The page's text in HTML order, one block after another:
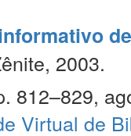
2003.
812–829,
Virtual de